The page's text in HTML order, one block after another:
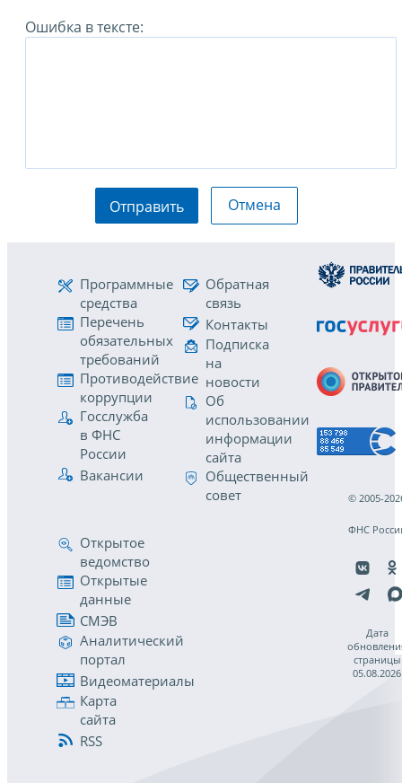
Ошибка в тексте:
Отправить Отмена
Программные
средства
Перечень
обязательных
требований
Противодействие
коррупции
Госслужба
в ФНС
России
Вакансии
Обратная
связь
Контакты
Подписка
на
новости
Об
использовании
информации
сайта
Общественный
совет
Открытое
ведомство
Открытые
данные
СМЭВ
Аналитический
портал
Видеоматериалы
Карта
сайта
RSS
© 2005-
ФНС
Дата
страницы
05.08.2026